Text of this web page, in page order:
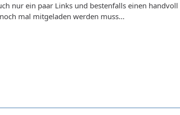
nur ein paar Links und bestenfalls einen
mal mitgeladen werden muss...